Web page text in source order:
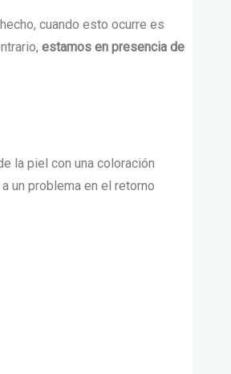
cuando esto ocurre es
estamos en presencia de
la piel con una coloración
un problema en el retorno